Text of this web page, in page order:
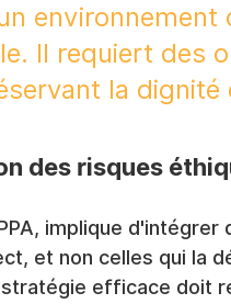
environnement
Il requiert des
la dignité
des risques
implique d'intégrer
et non celles qui la
efficace doit